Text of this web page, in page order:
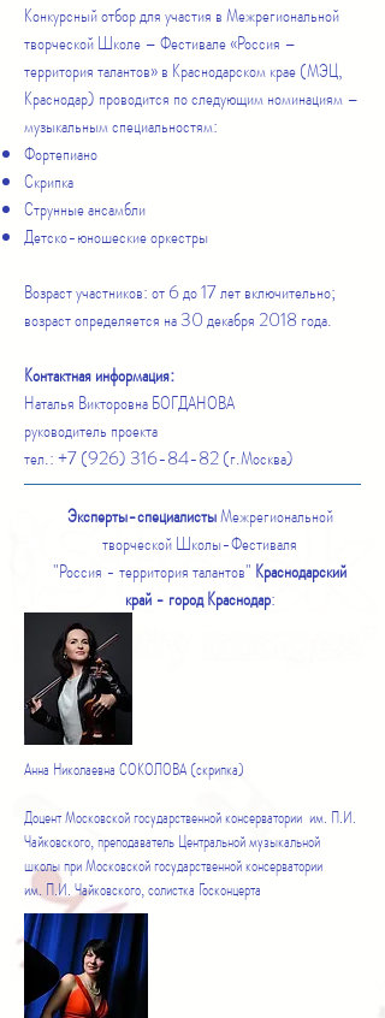
Конкурсный отбор для участия в Межрегиональной
творческой Школе – Фестивале «Россия –
территория талантов» в Краснодарском крае (МЭЦ,
Краснодар) проводится по следующим номинациям –
музыкальным специальностям:
Фортепиано
Скрипка
Струнные ансамбли
Детско-юношеские оркестры
Возраст участников: от 6 до 17 лет включительно;
возраст определяется на 30 декабря 2018 года.
Контактная информация:
Наталья Викторовна БОГДАНОВА
руководитель проекта
тел.:+7 (926) 316-84-82(г.Москва)
Эксперты-специалистыМежрегиональной
творческой Школы-Фестиваля
"Россия - территория талантов" Краснодарский
край - город Краснодар:
Анна Николаевна СОКОЛОВА (скрипка)
Доцент Московской государственной консерватории им. П.И.
Чайковского, преподаватель Центральной музыкальной
школы при Московской государственной консерватории
им. П.И. Чайковского, солистка Госконцерта